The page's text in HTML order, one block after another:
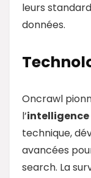
leurs
données.
Oncrawl
l’
technique,
avancées
search. La